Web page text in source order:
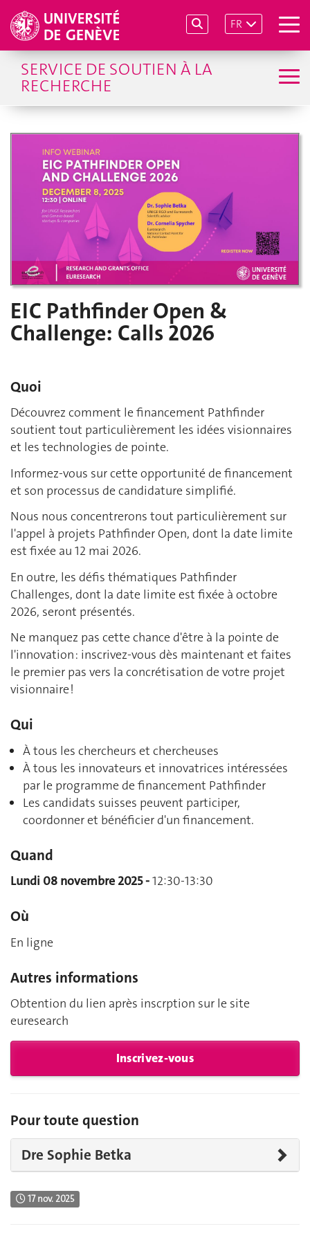
FR
SERVICE DE SOUTIEN À LA
RECHERCHE
EIC Pathfinder Open &
Challenge: Calls 2026
Quoi
Découvrez comment le financement Pathfinder
soutient tout particulièrement les idées visionnaires
et les technologies de pointe.
Informez-vous sur cette opportunité de financement
et son processus de candidature simplifié.
Nous nous concentrerons tout particulièrement sur
l'appel à projets Pathfinder Open, dont la date limite
est fixée au 12 mai 2026.
En outre, les défis thématiques Pathfinder
Challenges, dont la date limite est fixée à octobre
2026, seront présentés.
Ne manquez pas cette chance d'être à la pointe de
l'innovation : inscrivez-vous dès maintenant et faites
le premier pas vers la concrétisation de votre projet
visionnaire !
Qui
À tous les chercheurs et chercheuses
À tous les innovateurs et innovatrices intéressées
par le programme de financement Pathfinder
Les candidats suisses peuvent participer,
coordonner et bénéficier d'un financement.
Quand
Lundi 08 novembre 2025 -12:30-13:30
Où
En ligne
Autres informations
Obtention du lien après inscrption sur le site
euresearch
Inscrivez-vous
Pour toute question
Dre Sophie Betka
17 nov. 2025